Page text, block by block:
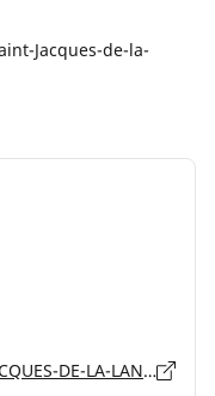
Jacques-de-la-
9 Rue Henri Pollès, 35136 SAINT-JACQUES-DE-LA-LANDE